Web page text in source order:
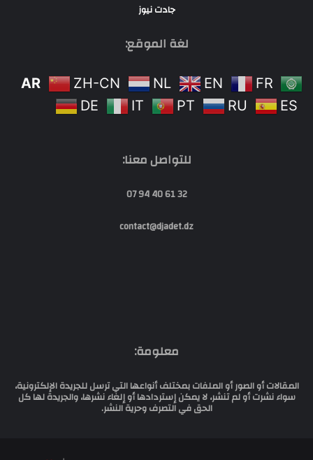
جادت نيوز
لغة الموقع:
AR ZH-CN NL EN
FR
DE
IT PT RU ES
للتواصل معنا:
32 61 40 94 07
contact@djadet.dz
معلومة:
المقالات أو الصور أو الملفات بمختلف أنواعها التي ترسل للجريدة الإلكترونية،
سواء نشرت أو لم تنشر، لا يمكن إستردادها أو إلغاء نشرها، والجريدة لها كل
الحق في التصرف وحرية النشر.